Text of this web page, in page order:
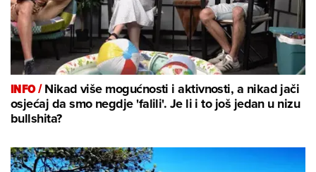
INFO /Nikad više mogućnosti i aktivnosti, a nikad jači
osjećaj da smo negdje 'falili'. Je li i to još jedan u nizu
bullshita?